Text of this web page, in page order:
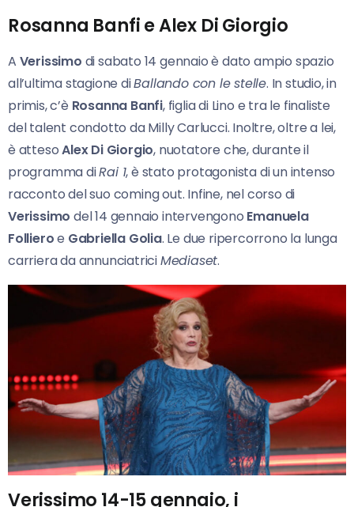
Rosanna Banfi e Alex Di Giorgio
A Verissimo di sabato 14 gennaio è dato ampio spazio
all’ultima stagione diBallando con le stelle. In studio, in
primis, c’è Rosanna Banfi, figlia di Lino e tra le finaliste
del talent condotto da Milly Carlucci. Inoltre, oltre a lei,
è attesoAlex Di Giorgio, nuotatore che, durante il
programma diRai 1, è stato protagonista di un intenso
racconto del suo coming out. Infine, nel corso di
Verissimo del 14 gennaio intervengono Emanuela
Follieroe Gabriella Golia. Le due ripercorrono la lunga
carriera da annunciatriciMediaset.
Verissimo 14-15 gennaio, i